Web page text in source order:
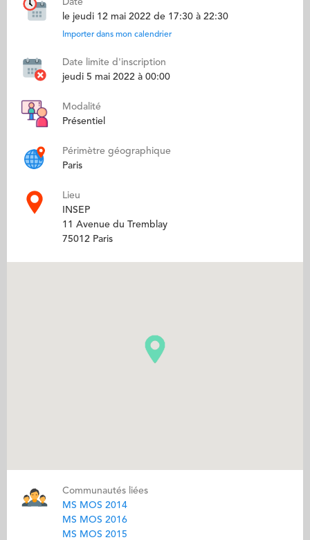
Date
le jeudi 12 mai 2022 de 17:30 à 22:30
Importer dans mon calendrier
Date limite d'inscription
jeudi 5 mai 2022 à 00:00
Modalité
Présentiel
Périmètre géographique
Paris
Lieu
INSEP
11 Avenue du Tremblay
75012 Paris
Communautés liées
MS MOS 2014
MS MOS 2016
MS MOS 2015